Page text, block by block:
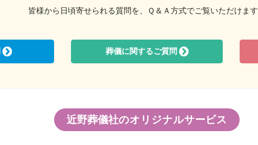
皆様から日頃寄せられる質問を、Ｑ＆Ａ方式でご覧いただけます
葬儀に関するご質問
近野葬儀社のオリジナルサービス